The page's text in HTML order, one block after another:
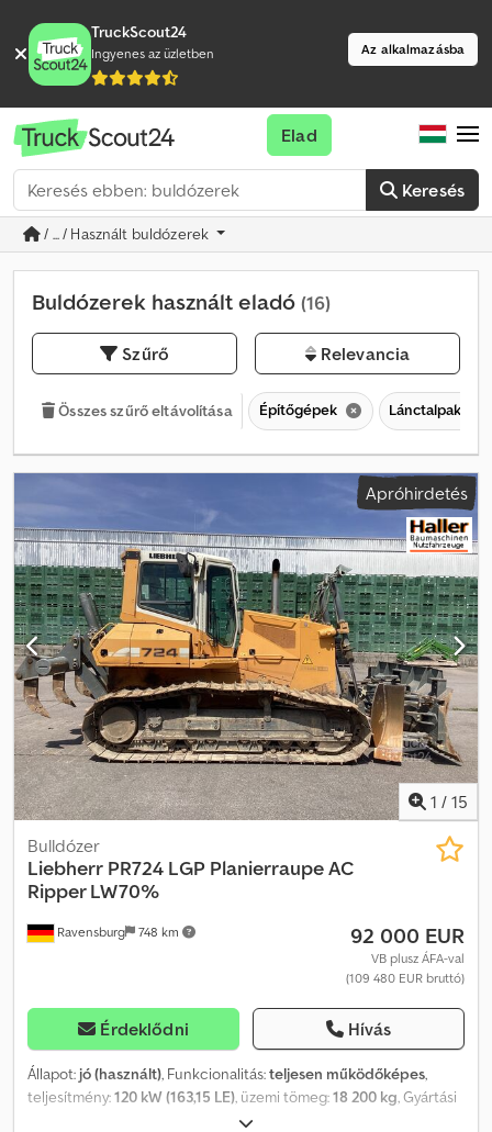
TruckScout24
Ingyenes az üzletben Az alkalmazásba
Keresés
Elad
/ ... / Használt buldózerek
Buldózerek használt eladó (16)
Szűrő Relevancia
Összes szűrő eltávolítása Építőgépek Lánctalpak
Apróhirdetés
1 / 15
Ravensburg 748 km
Bulldózer
Liebherr PR724 LGP Planierraupe AC
Ripper LW70%
92 000 EUR
VB plusz ÁFA-val
(109 480 EUR bruttó)
Érdeklődni Hívás
Állapot: jó (használt), Funkcionalitás:teljesen működőképes,
teljesítmény:120 kW (163,15 LE), üzemi tömeg:18 200 kg, Gyártási
, Felszereltség: